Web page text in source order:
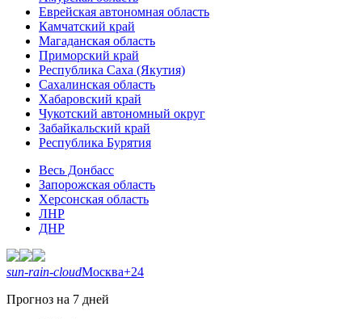
Еврейская автономная область
Камчатский край
Магаданская область
Приморский край
Республика Саха (Якутия)
Сахалинская область
Хабаровский край
Чукотский автономный округ
Забайкальский край
Республика Бурятия
Весь Донбасс
Запорожская область
Херсонская область
ЛНР
ДНР
sun-rain-cloudМосква+24
Прогноз на 7 дней